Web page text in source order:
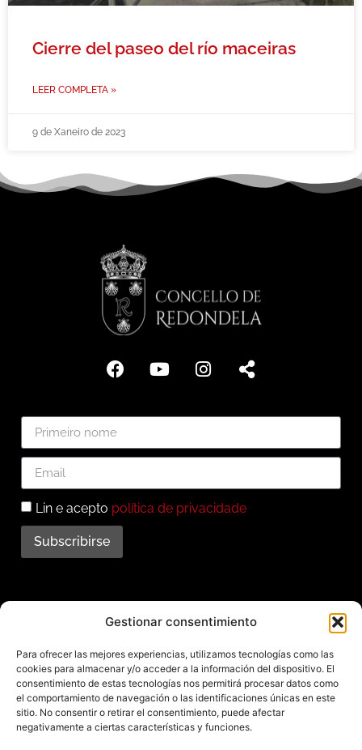
Gestionar consentimiento
Para ofrecer las mejores experiencias, utilizamos tecnologías como las
cookies para almacenar y/o acceder a la información del dispositivo. El
consentimiento de estas tecnologías nos permitirá procesar datos como
el comportamiento de navegación o las identificaciones únicas en este
sitio. No consentir o retirar el consentimiento, puede afectar
negativamente a ciertas características y funciones.
Cierre del paseo del río maceiras
LEER COMPLETA »
9 de Xaneiro de 2023
Lin e acepto política de privacidade
Subscribirse
Subscríbete ao noso
boletín
Mantente informado das últimas novidades e
actividades do municipio. Subscríbete agora e
recibe no teu enderezo electrónico toda a